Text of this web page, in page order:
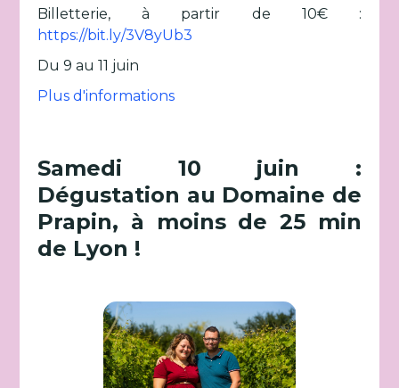
Billetterie, à partir de 10€ :
https://bit.ly/3V8yUb3
Du 9 au 11 juin
Plus d'informations
Samedi 10 juin :
Dégustation au Domaine de
Prapin, à moins de 25 min
de Lyon !